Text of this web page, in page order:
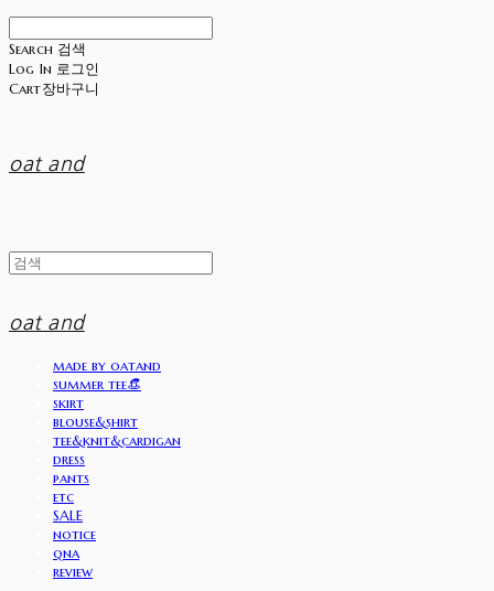
Search 검색
Log In 로그인
Cart장바구니
oat and
oat and
made by oatand
summer tee👒
skirt
blouse&shirt
tee&knit&cardigan
dress
pants
etc
SALE
notice
qna
review